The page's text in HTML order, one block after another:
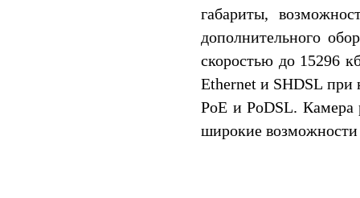
габариты,
дополнительного
скоростью до 15296
Ethernet и SHDSL при
PoE и PoDSL. Камера
широкие возможности